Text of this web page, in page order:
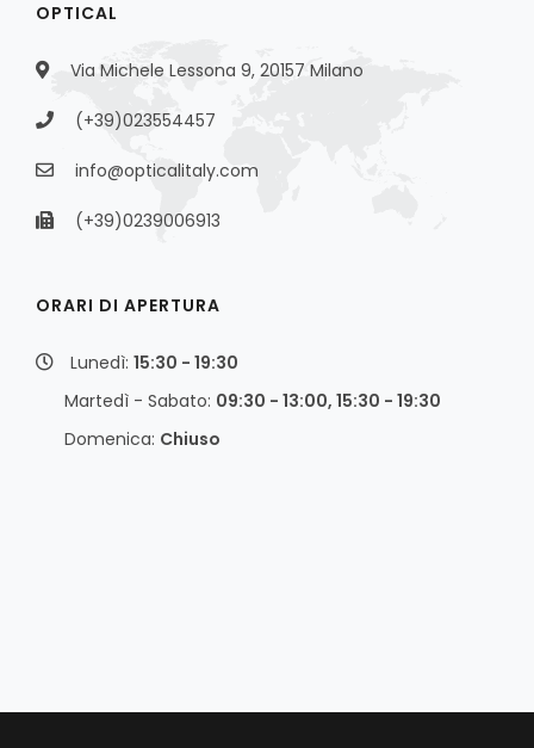
OPTICAL
Via Michele Lessona 9, 20157 Milano
(+39)023554457
info@opticalitaly.com
(+39)0239006913
ORARI DI APERTURA
Lunedì: 15:30 - 19:30
Martedì - Sabato: 09:30 - 13:00, 15:30 - 19:30
Domenica: Chiuso